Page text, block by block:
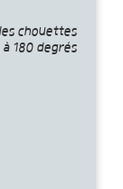
chouettes
180 degrés